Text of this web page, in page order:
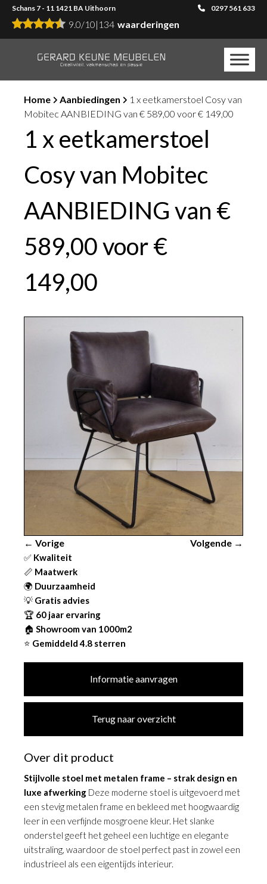
Schans 7 - 11 1421 BA Uithoorn 0297 561 633
9.0/10| 134 waarderingen
Home Aanbiedingen
1 x eetkamerstoel Cosy van
Mobitec AANBIEDING van € 589,00 voor € 149,00
1 x eetkamerstoel
Cosy van Mobitec
AANBIEDING van €
589,00 voor €
149,00
← Vorige Volgende →
✅ Kwaliteit
📏 Maatwerk
🌍 Duurzaamheid
💡 Gratis advies
🏆 60 jaar ervaring
🏠 Showroom van 1000m2
⭐ Gemiddeld 4.8 sterren
Informatie aanvragen
Terug naar overzicht
Over dit product
Stijlvolle stoel met metalen frame – strak design en
luxe afwerking Deze moderne stoel is uitgevoerd met
een stevig metalen frame en bekleed met hoogwaardig
leer in een verfijnde mosgroene kleur. Het slanke
onderstel geeft het geheel een luchtige en elegante
uitstraling, waardoor de stoel perfect past in zowel een
industrieel als een eigentijds interieur.